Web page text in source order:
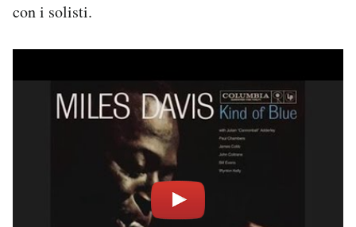
con i solisti.